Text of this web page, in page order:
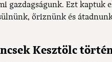
gazdagságunk. Ezt
őriznünk és
Kesztölc